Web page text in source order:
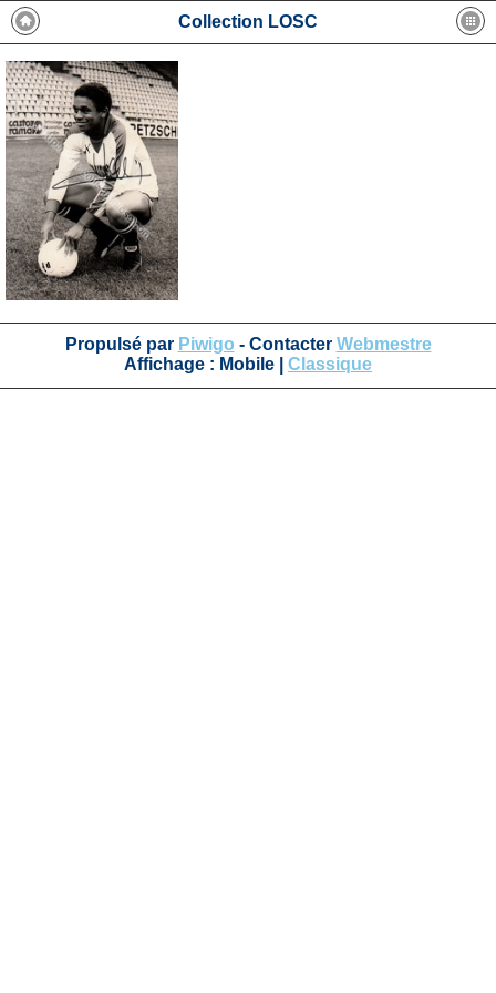
Collection LOSC
Propulsé par Piwigo - Contacter Webmestre
Affichage : Mobile Classique